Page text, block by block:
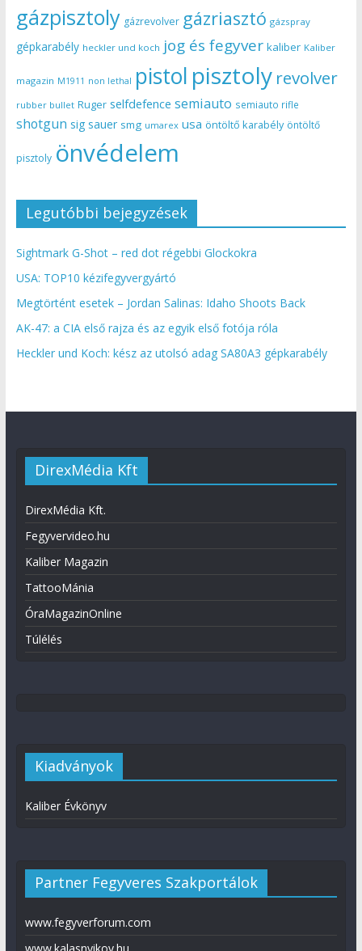
gázpisztoly gázrevolver gázriasztó gázspray
gépkarabély heckler und koch jog és fegyver kaliber Kaliber
magazin M1911 non lethal pistol pisztoly revolver
rubber bullet Ruger selfdefence semiauto semiauto rifle
shotgun sig sauer smg umarex usa öntöltő karabély öntöltő
pisztoly önvédelem
Legutóbbi bejegyzések
Sightmark G-Shot – red dot régebbi Glockokra
USA: TOP10 kézifegyvergyártó
Megtörtént esetek – Jordan Salinas: Idaho Shoots Back
AK-47: a CIA első rajza és az egyik első fotója róla
Heckler und Koch: kész az utolsó adag SA80A3 gépkarabély
DirexMédia Kft
DirexMédia Kft.
Fegyvervideo.hu
Kaliber Magazin
TattooMánia
ÓraMagazinOnline
Túlélés
Kiadványok
Kaliber Évkönyv
Partner Fegyveres Szakportálok
www.fegyverforum.com